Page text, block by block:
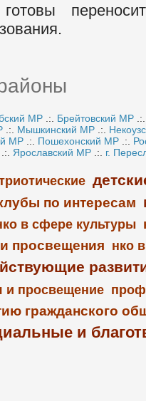
МР .:. Брейтовский МР
.:. Мышкинский МР .:.
МР .:. Пошехонский МР .:.
.:. Ярославский МР .:. г.
по интересам
в сфере культуры
просвещения
нко
и просвещение
гражданского
и